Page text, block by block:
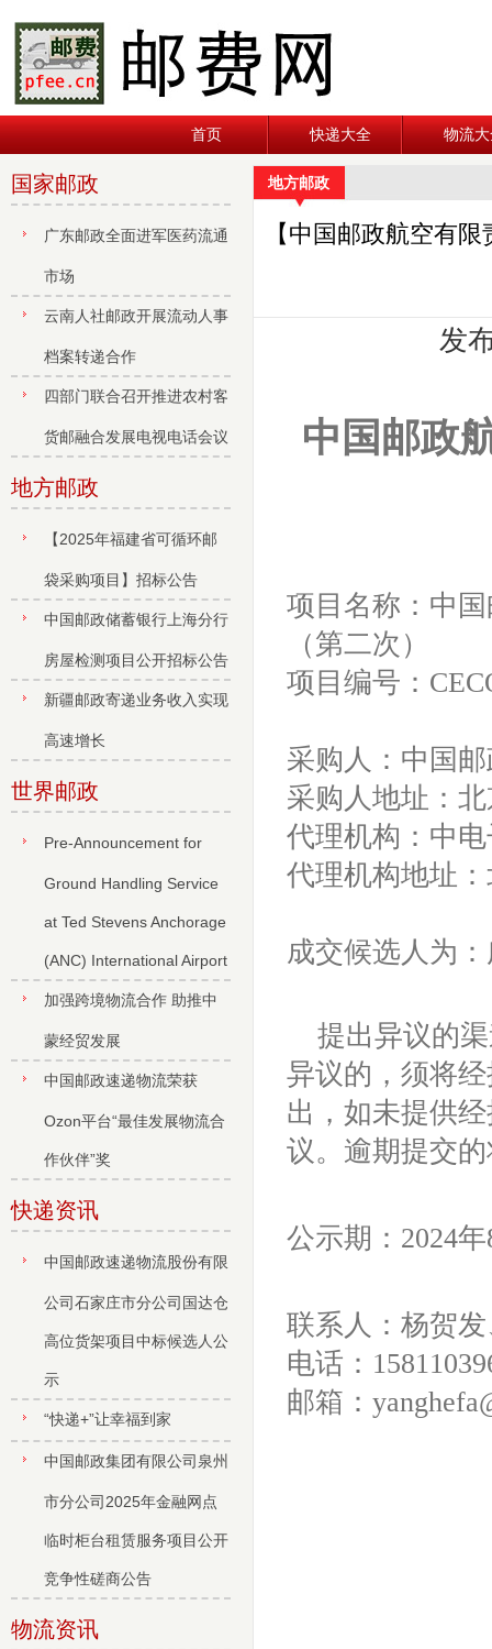
首页 快递大全 物流
国家邮政
广东邮政全面进军医药流通
市场
云南人社邮政开展流动人事
档案转递合作
四部门联合召开推进农村客
货邮融合发展电视电话会议
地方邮政
【2025年福建省可循环邮
袋采购项目】招标公告
中国邮政储蓄银行上海分行
房屋检测项目公开招标公告
新疆邮政寄递业务收入实现
高速增长
世界邮政
Pre-Announcement for
Ground Handling Service
at Ted Stevens Anchorage
(ANC) International Airport
加强跨境物流合作 助推中
蒙经贸发展
中国邮政速递物流荣获
Ozon平台“最佳发展物流合
作伙伴”奖
快递资讯
中国邮政速递物流股份有限
公司石家庄市分公司国达仓
高位货架项目中标候选人公
示
“快递+”让幸福到家
中国邮政集团有限公司泉州
市分公司2025年金融网点
临时柜台租赁服务项目公开
竞争性磋商公告
物流资讯
地方邮政
【中国邮政航空有
发
中国邮政
项目名称：中
（第二次）
项目编号：
采购人：中国
采购人地址：
代理机构：中
代理机构地址：
成交候选人为
提出异议的
异议的，须将
出，如未提供
议。逾期提交
公示期：2024
联系人：杨贺
电话：
邮箱：